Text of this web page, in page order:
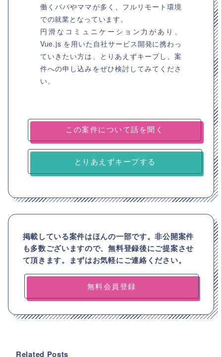
働くパパやママが多く、フルリモート環境
での就業となっています。
円滑なコミュニケーション力があり、
Vue.js を用いた自社サービス開発に携わっ
ていきたい方は、とりあえずキープし、案
件への申し込みをぜひ検討してみてくださ
い。
とりあえずキープする
掲載している案件はほんの一部です。非公開案件
も多数ございますので、無料登録後にご提案させ
て頂きます。まずはお気軽にご連絡ください。
無料会員登録
Related Posts